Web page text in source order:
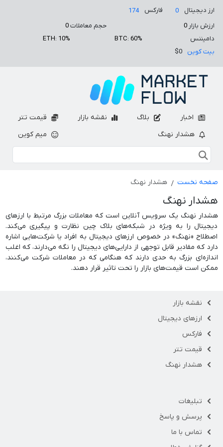
ارز دیجیتال 0 فارکس
174
ارزش بازار0 حجم معاملات0
دامیننس
BTC: 60%
ETH: 10%
بیت کوین
$0
اخبار بلاگ نقشه بازار
قیمت تتر
هشدار نهنگ
میم کوین
صفحه نخست هشدار نهنگ
هشدار نهنگ
هشدار نهنگ یک سرویس آنلاین است که معاملات بزرگ مرتبط با ارزهای
دیجیتال را به ویژه در شبکه‌های بلاک چین نظارت و پیگیری می‌کند.
اصطلاح «نهنگ» در خصوص ارزهای دیجیتال به افراد یا شرکت‌هایی اشاره
دارد که مقادیر قابل توجهی از دارایی‌های دیجیتال را نگه می‌دارند، که اغلب
اندازه‌ای بزرگ به حدی دارند که هنگامی که در معاملات شرکت می‌کنند،
ممکن است قیمت‌های بازار را تحت تاثیر قرار دهند.
نقشه بازار
ارزهای دیجیتال
فارکس
قیمت تتر
هشدار نهنگ
تبلیغات
پرسش و پاسخ
تماس با ما